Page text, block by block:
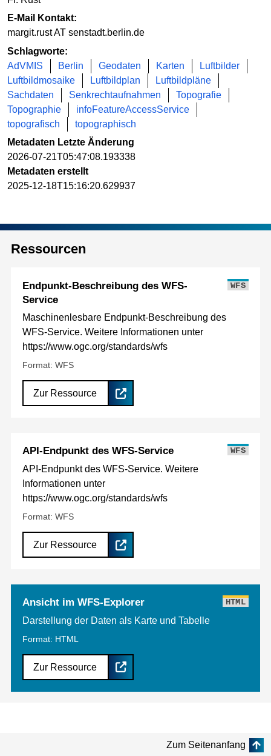
E-Mail Kontakt:
margit.rust AT senstadt.berlin.de
Schlagworte:
AdVMIS
Berlin Geodaten Karten
Luftbilder
Luftbildmosaike
Luftbildplan
Luftbildpläne
Sachdaten
Senkrechtaufnahmen
Topografie
Topographie
infoFeatureAccessService
topografisch
topographisch
Metadaten Letzte Änderung
2026-07-21T05:47:08.193338
Metadaten erstellt
2025-12-18T15:16:20.629937
Ressourcen
Endpunkt-Beschreibung des WFS-
Service
WFS
Maschinenlesbare Endpunkt-Beschreibung des
WFS-Service. Weitere Informationen unter
https://www.ogc.org/standards/wfs
Format: WFS
Zur Ressource
API-Endpunkt des WFS-Service WFS
API-Endpunkt des WFS-Service. Weitere
Informationen unter
https://www.ogc.org/standards/wfs
Format: WFS
Zur Ressource
Ansicht im WFS-Explorer HTML
Darstellung der Daten als Karte und Tabelle
Format: HTML
Zur Ressource
Zum Seitenanfang